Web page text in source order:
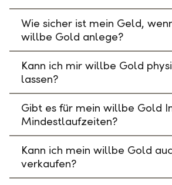
Wie sicher ist mein Geld,
willbe Gold anlege?
Kann ich mir willbe Gold
lassen?
Gibt es für mein willbe Gold
Mindestlaufzeiten?
Kann ich mein willbe Gold
verkaufen?